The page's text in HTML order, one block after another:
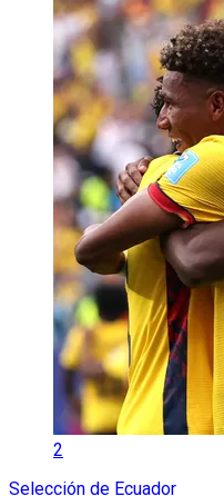
2
Selección de Ecuador